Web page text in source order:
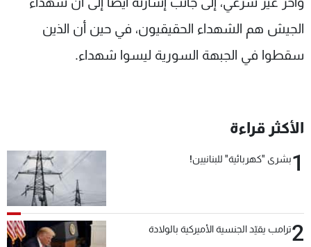
الجيش هم الشهداء الحقيقيون، في حين أن الذين
سقطوا في الجبهة السورية ليسوا شهداء.
الأكثر قراءة
1بشرى "كهربائية" للبنانيين!
2ترامب يقيّد الجنسية الأميركية بالولادة